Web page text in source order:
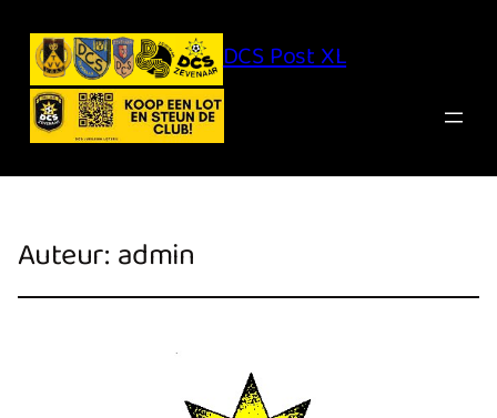
DCS Post XL
Auteur:admin